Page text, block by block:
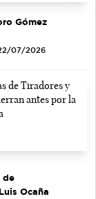
Gómez
07/2026
de
Ocaña